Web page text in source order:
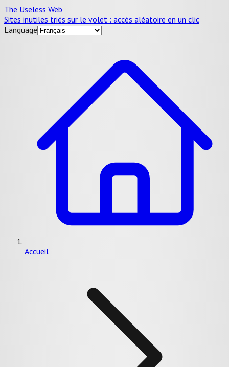
The Useless Web
Sites inutiles triés sur le volet : accès aléatoire en un clic
Language
Accueil